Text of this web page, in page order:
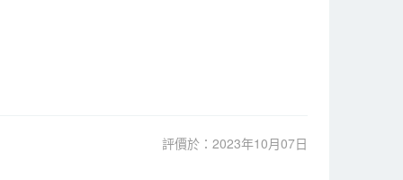
評價於：2023年10月07日